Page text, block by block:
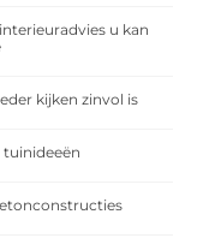
u kan
kijken zinvol is